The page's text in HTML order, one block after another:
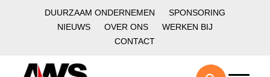
DUURZAAM ONDERNEMEN
SPONSORING
NIEUWS
OVER ONS
WERKEN BIJ
CONTACT